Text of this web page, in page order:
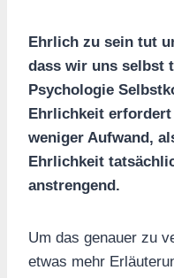
Ehrlich zu sein tut
dass wir uns selbst
Psychologie
Ehrlichkeit
weniger Aufwand,
Ehrlichkeit
anstrengend.
Um das genauer zu
etwas mehr